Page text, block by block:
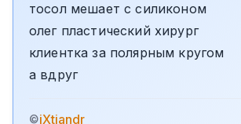
тосол мешает с силиконом
олег пластический хирург
клиентка за полярным кругом
а вдруг
©iXtiandr